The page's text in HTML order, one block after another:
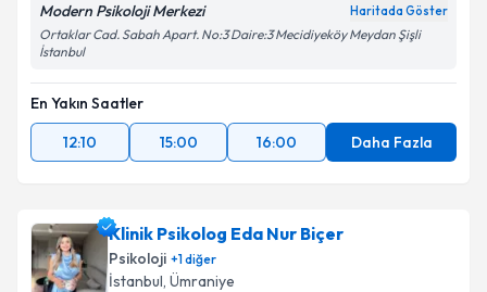
Modern Psikoloji Merkezi Haritada Göster
Ortaklar Cad. Sabah Apart. No:3 Daire:3 Mecidiyeköy Meydan Şişli
İstanbul
En Yakın Saatler
12:10
15:00 16:00 Daha Fazla
Klinik Psikolog Eda Nur Biçer
Psikoloji +1diğer
İstanbul, Ümraniye